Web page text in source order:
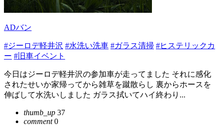
ADバン
#ジーロデ軽井沢 #水洗い洗車 #ガラス清掃 #ヒステリックカ
ー #旧車イベント
今日はジーロデ軽井沢の参加車が走ってました それに感化
されたせいか家帰ってから雑草を蹴散らし 裏からホースを
伸ばして水洗いしました ガラス拭いてハイ終わり...
thumb_up 37
comment0